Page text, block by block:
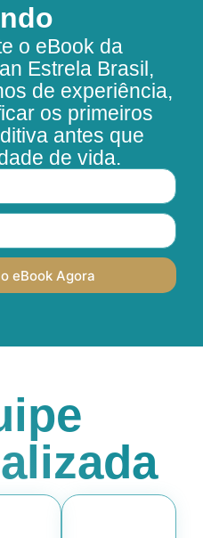
o eBook da
Estrela Brasil,
de experiência,
os primeiros
antes que
de vida.
eBook Agora